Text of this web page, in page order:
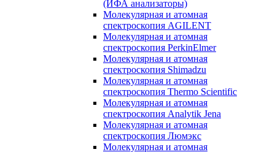
(ИФА анализаторы)
Молекулярная и атомная
спектроскопия AGILENT
Молекулярная и атомная
спектроскопия PerkinElmer
Молекулярная и атомная
спектроскопия Shimadzu
Молекулярная и атомная
спектроскопия Thermo Scientific
Молекулярная и атомная
спектроскопия Analytik Jena
Молекулярная и атомная
спектроскопия Люмэкс
Молекулярная и атомная